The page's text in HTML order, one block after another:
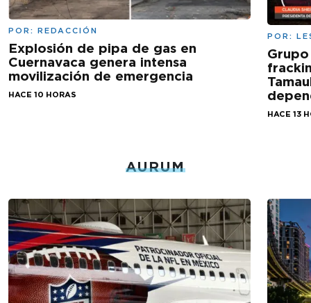
POR: REDACCIÓN
Explosión de pipa de gas en
Cuernavaca genera intensa
movilización de emergencia
HACE 10 HORAS
POR:
HACE 13
AURUM